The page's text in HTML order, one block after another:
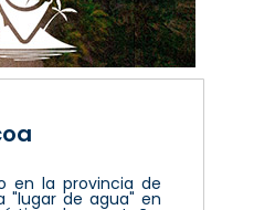
en la provincia de
"lugar de agua" en